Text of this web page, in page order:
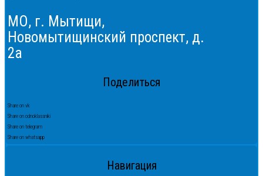
МО, г. Мытищи,
Новомытищинский проспект, д.
2а
Поделиться
Share on vk
Share on odnoklassniki
Share on telegram
Share on whatsapp
Навигация